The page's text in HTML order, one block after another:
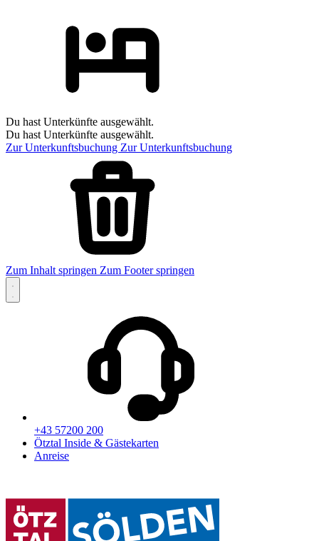
Du hast Unterkünfte ausgewählt.
Du hast Unterkünfte ausgewählt.
Zur Unterkunftsbuchung Zur Unterkunftsbuchung
Zum Inhalt springen Zum Footer springen
+43 57200 200
Ötztal Inside & Gästekarten
Anreise